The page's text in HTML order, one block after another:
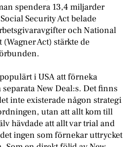
spendera 13,4 miljarder
Security Act belade
och National
(Wagner Act) stärkte de
i USA att förneka
New Deal:s. Det finns
inte existerade någon strategi
utan att allt kom till
hävdade att allt var trial and
ingen som förnekar uttrycket